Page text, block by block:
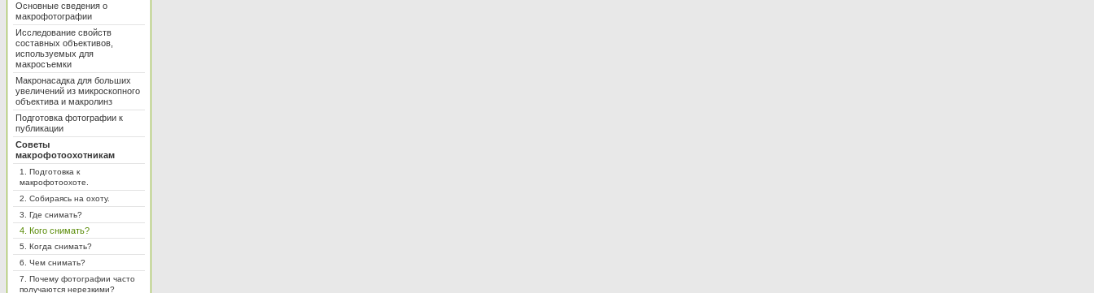
Основные сведения о
макрофотографии
Исследование свойств
составных объективов,
используемых для
макросъемки
Макронасадка для больших
увеличений из микроскопного
объектива и макролинз
Подготовка фотографии к
публикации
Советы
макрофотоохотникам
1. Подготовка к
макрофотоохоте.
2. Собираясь на охоту.
3. Где снимать?
4. Кого снимать?
5. Когда снимать?
6. Чем снимать?
7. Почему фотографии часто
получаются нерезкими?